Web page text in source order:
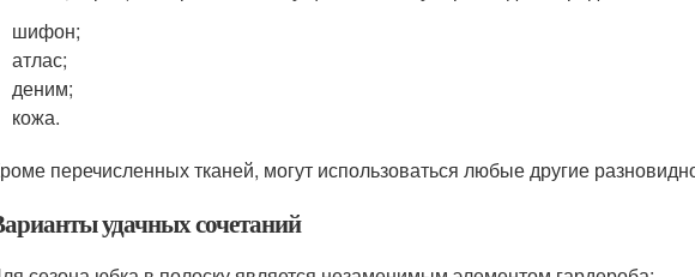
шифон;
атлас;
деним;
кожа.
перечисленных тканей, могут использоваться любые другие
удачных сочетаний